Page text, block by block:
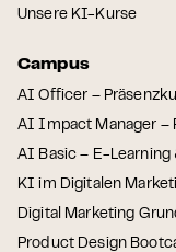
Unsere KI-Kurse
Campus
AI Officer –
AI Impact Manager –
AI Basic – E-Learning
KI im Digitalen
Digital Marketing
Product Design